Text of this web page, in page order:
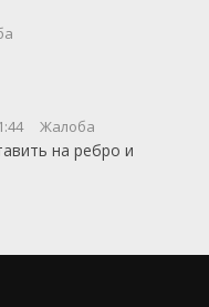
Жалоба
на ребро и